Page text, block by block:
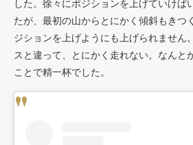
した。 徐々にポジションを上げていけば
たが、 最初の山からとにかく傾斜もきつ
ジションを上げようにも上げられません。
スと違って、とにかく走れない。 なんと
ことで精一杯でした。